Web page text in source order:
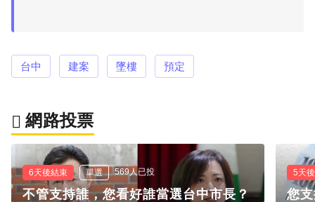
台中 建案 墜樓 預定
網路投票
6天後結束 單選 569人已投
不管支持誰，您看好誰當選台中市長？
5天
您